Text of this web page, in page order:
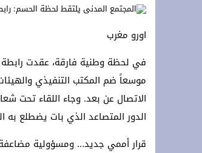
**Terremoto en la OTAN: ¡Estados Unidos y Turquía rechazan a España y protegen Ceuta y Melilla, Marruecos! **
سلطات سلوان تُطلق
اورو مغرب
موسعاً ضم المكتب التنفيذي
الدور المتصاعد الذي بات يضطلع به
قرار أممي جديد… ومسؤولية